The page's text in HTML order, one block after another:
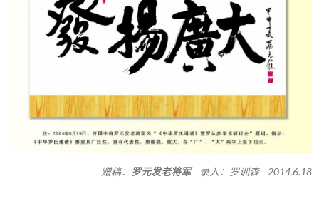
赠稿： 罗元发老将军录入：罗训森 2014.6.18